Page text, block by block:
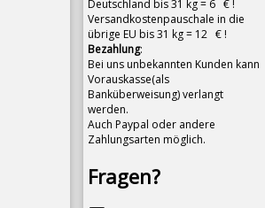
Deutschland bis 31 kg = 6 € !
Versandkostenpauschale in die
übrige EU bis 31 kg = 12 € !
Bezahlung:
Bei uns unbekannten Kunden kann
Vorauskasse(als
Banküberweisung) verlangt
werden.
Auch Paypal oder andere
Zahlungsarten möglich.
Fragen?